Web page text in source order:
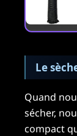
Le
Quand
sécher,
compact